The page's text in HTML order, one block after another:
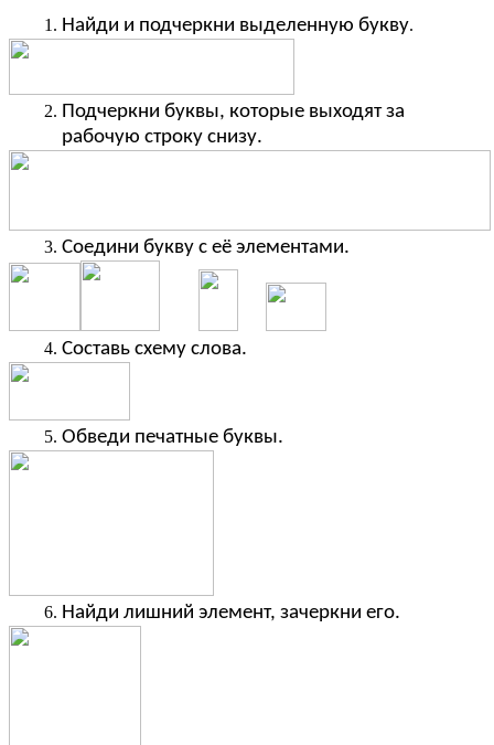
Найди и подчеркни выделенную букву.
Подчеркни буквы, которые выходят за
рабочую строку снизу.
Соедини букву с её элементами.
Составь схему слова.
Обведи печатные буквы.
Найди лишний элемент, зачеркни его.